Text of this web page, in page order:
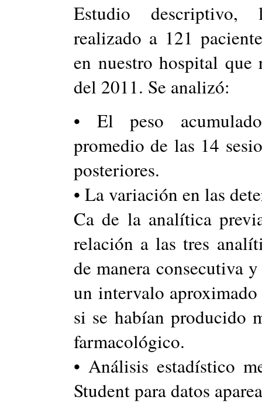
Estudio descriptivo,
realizado a 121
en nuestro hospital que
del 2011. Se analizó:
• El peso
promedio de las 14
posteriores.
• La variación en las
Ca de la analítica
relación a las tres
de manera consecutiva
un intervalo aproximado
si se habían producido
farmacológico.
• Análisis estadístico
Student para datos